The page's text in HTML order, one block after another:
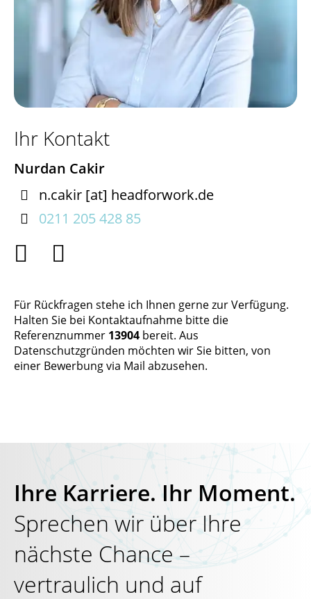
Ihr Kontakt
Nurdan Cakir

n.cakir [at] headforwork.de

0211 205 428 85
 
Für Rückfragen stehe ich Ihnen gerne zur Verfügung.
Halten Sie bei Kontaktaufnahme bitte die
Referenznummer 13904 bereit. Aus
Datenschutzgründen möchten wir Sie bitten, von
einer Bewerbung via Mail abzusehen.
Ihre Karriere. Ihr Moment.
Sprechen wir über Ihre
nächste Chance –
vertraulich und auf